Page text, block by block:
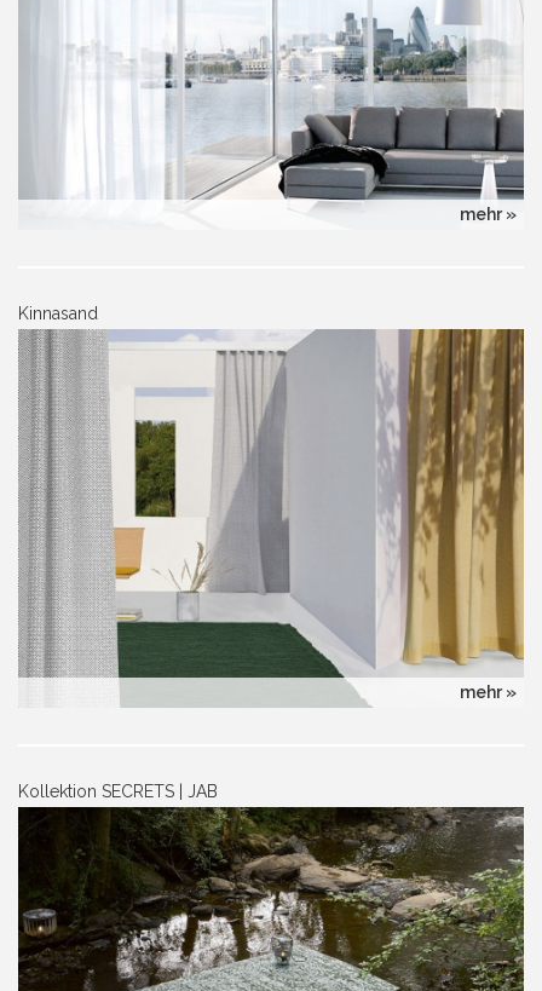
mehr »
Kinnasand
mehr »
Kollektion SECRETS | JAB